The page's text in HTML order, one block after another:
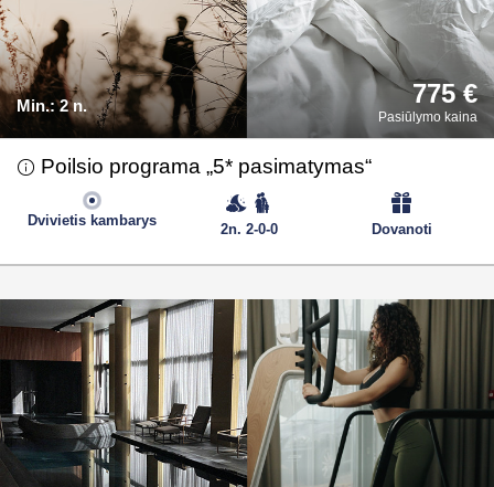
Min.: 2 n. 775 €
Pasiūlymo kaina
Poilsio programa „5* pasimatymas“
Dovanoti
Dvivietis kambarys
2n. 2-0-0